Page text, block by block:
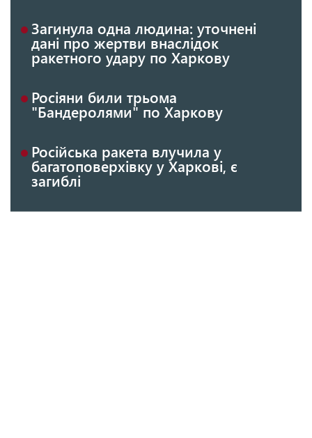
Загинула одна людина: уточнені
дані про жертви внаслідок
ракетного удару по Харкову
Росіяни били трьома
"Бандеролями" по Харкову
Російська ракета влучила у
багатоповерхівку у Харкові, є
загиблі